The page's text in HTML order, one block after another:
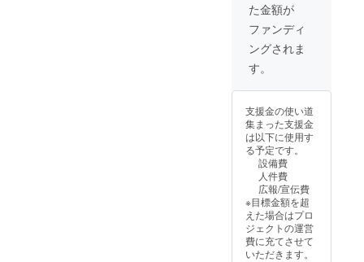
た金額が
ファンディ
ングされま
す。
支援金の使い道
集まった支援金
は以下に使用す
る予定です。
設備費
人件費
広報/宣伝費
※目標金額を超
えた場合はプロ
ジェクトの運営
費に充てさせて
いただきます。